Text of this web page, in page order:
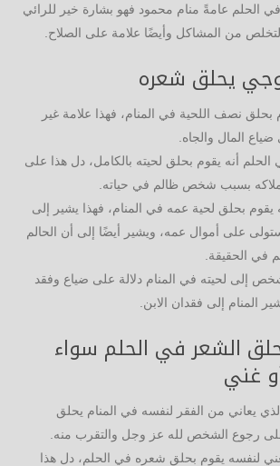
الحلم عامةً منام محمود فهو بشارة خير للرائي
من المشاكل وأيضًا علامة على الصلاح.
يحلق شعره
نصف اللحية في المنام، فهذا علامة غير
المال والجاه.
الحلم أنه يقوم بحلق لحيته بالكامل، دل هذا على
بسبب شخص ظالم في حياته.
يقوم بحلق لحية عمه في المنام، فهذا يشير إلى
على أموال عمه، ويشير أيضًا إلى أن الحالم
الحقيقة.
إلى لحيته في المنام دلالة على ضياع وفقد
المنام إلى فقدان الابن.
الشعر في الحلم سواء
غني
يعاني من الفقر لنفسه في المنام يحلق
رجوع الشخص لله عز وجل والتقرب منه.
لنفسه يقوم بحلق شعره في الحلم، دل هذا